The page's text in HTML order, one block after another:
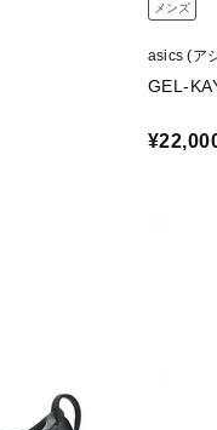
メンズ
asics (ア
GEL-